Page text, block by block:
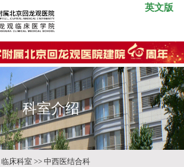
英文版
科室介绍
临床科室 >> 中西医结合科